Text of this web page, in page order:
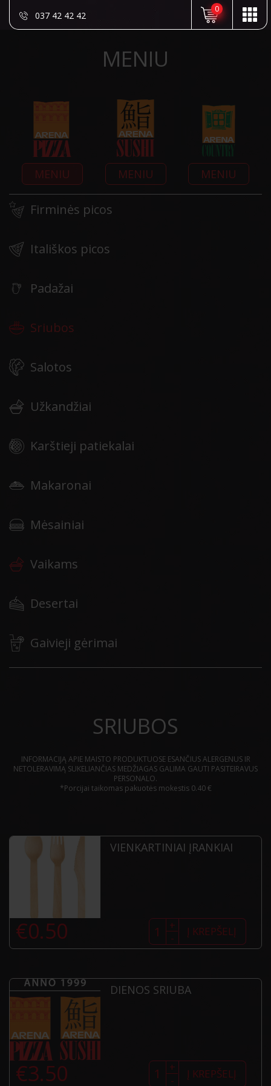
037 42 42 42
0
MENIU
MENIU MENIU MENIU
Firminės picos
Itališkos picos
Padažai
Sriubos
Salotos
Užkandžiai
Karštieji patiekalai
Makaronai
Mėsainiai
Vaikams
Desertai
Gaivieji gėrimai
SRIUBOS
INFORMACIJĄ APIE MAISTO PRODUKTUOSE ESANČIUS ALERGENUS IR
NETOLERAVIMĄ SUKELIANČIAS MEDŽIAGAS GALIMA GAUTI PASITEIRAVUS
PERSONALO.
*Porcijai taikomas pakuotės mokestis 0.40 €
VIENKARTINIAI ĮRANKIAI
€0.50 produkto
kiekis:
Vienkartiniai
įrankiai
-
+ Į KREPŠELĮ
DIENOS SRIUBA
€3.50 produkto
kiekis:
Dienos-
+ Į KREPŠELĮ